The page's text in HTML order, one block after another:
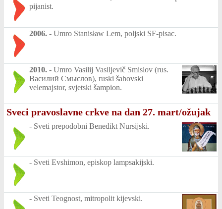
pijanist.
2006. - Umro Stanisław Lem, poljski SF-pisac.
2010. - Umro Vasilij Vasiljevič Smislov (rus.
Василий Смыслов), ruski šahovski
velemajstor, svjetski šampion.
Sveci pravoslavne crkve na dan 27. mart/ožujak
- Sveti prepodobni Benedikt Nursijski.
- Sveti Evshimon, episkop lampsakijski.
- Sveti Teognost, mitropolit kijevski.